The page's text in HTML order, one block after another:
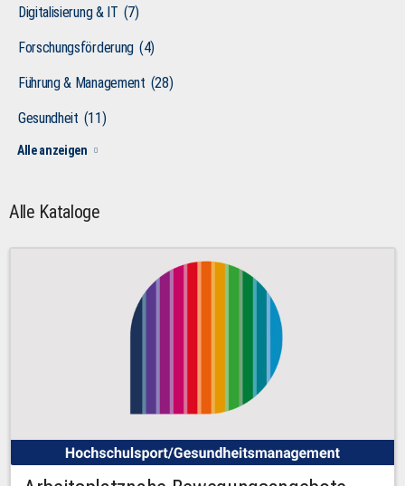
Digitalisierung & IT (7)
Forschungsförderung (4)
Führung & Management (28)
Gesundheit (11)
Alle anzeigen
Alle Kataloge